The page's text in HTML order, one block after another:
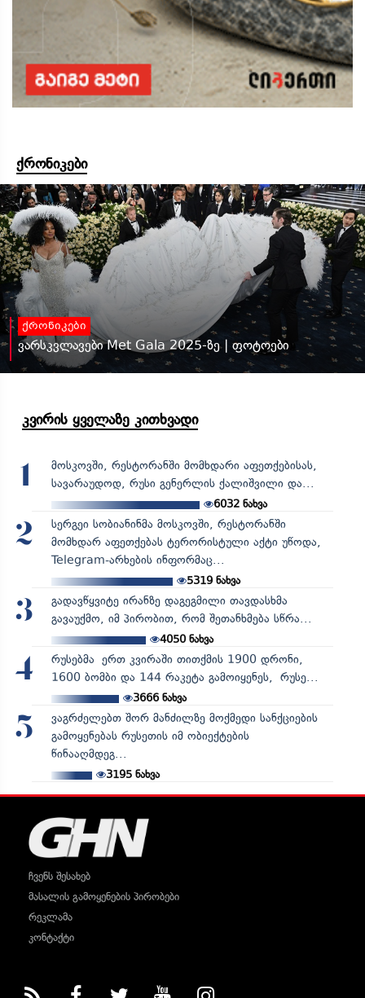
ქრონიკები
ქრონიკები
ვარსკვლავები Met Gala 2025-ზე | ფოტოები
კვირის ყველაზე კითხვადი
1
მოსკოვში, რესტორანში მომხდარი აფეთქებისას,
სავარაუდოდ, რუსი გენერლის ქალიშვილი და...
6032 ნახვა
2
სერგეი სობიანინმა მოსკოვში, რესტორანში
მომხდარ აფეთქებას ტერორისტული აქტი უწოდა,
Telegram-არხების ინფორმაც...
5319ნახვა
3
გადავწყვიტე ირანზე დაგეგმილი თავდასხმა
გავაუქმო, იმ პირობით, რომ შეთანხმება სწრა...
4050ნახვა
4
რუსებმა ერთ კვირაში თითქმის 1900 დრონი,
1600 ბომბი და 144 რაკეტა გამოიყენეს, რუსე...
3666ნახვა
5
ვაგრძელებთ შორ მანძილზე მოქმედი სანქციების
გამოყენებას რუსეთის იმ ობიექტების
წინააღმდეგ...
3195ნახვა
ჩვენს შესახებ
მასალის გამოყენების პირობები
რეკლამა
კონტაქტი